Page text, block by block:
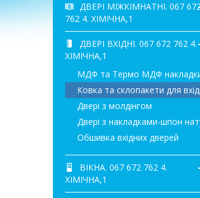
ДВЕРІ МІЖКІМНАТНІ. 067
762 4. ХІМІЧНА,1
ДВЕРІ ВХІДНІ. 067 672 762 4.
ХІМІЧНА,1
МДФ та Термо МДФ
Ковка та склопакети для
Двері з молдінгом
Двері з накладками-шпон
Обшивка вхідних дверей
ВІКНА. 067 672 762 4.
ХІМІЧНА,1